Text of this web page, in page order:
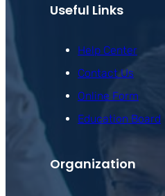
Useful Links
Help Center
Contact Us
Online Form
Education Board
Organization